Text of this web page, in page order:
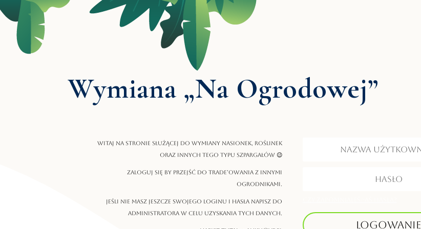
Wymiana „Na Ogrodowej”
Witaj na stronie służącej do wymiany nasionek, roślinek
oraz innych tego typu szpargałów 😉
Zaloguj się by przejść do trade’owania z innymi
ogrodnikami.
Jeśli nie masz jeszcze swojego loginu i hasła napisz do
administratora w celu uzyskania tych danych.
Logowanie